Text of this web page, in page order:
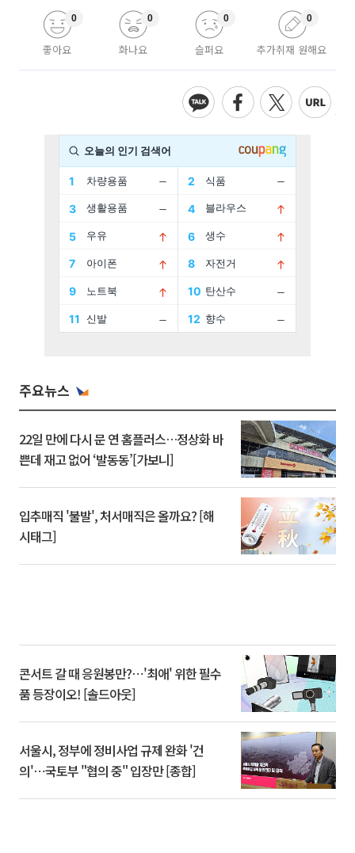
좋아요
0
화나요
0
슬퍼요
0
추가취재 원해요
0
주요뉴스
22일 만에 다시 문 연 홈플러스…정상화 바
쁜데 재고 없어 ‘발동동’[가보니]
입추매직 '불발', 처서매직은 올까요? [해
시태그]
콘서트 갈 때 응원봉만?⋯'최애' 위한 필수
품 등장이오! [솔드아웃]
서울시, 정부에 정비사업 규제 완화 '건
의'⋯국토부 "협의 중" 입장만 [종합]